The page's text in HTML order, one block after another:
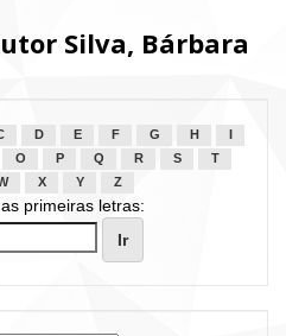
Silva, Bárbara
D E F G H
O P Q R S
T
X Y Z
primeiras letras: